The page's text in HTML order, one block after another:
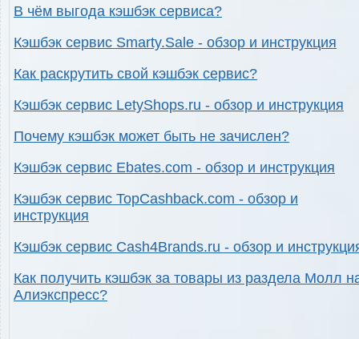
В чём выгода кэшбэк сервиса?
Кэшбэк сервис Smarty.Sale - обзор и инструкция
Как раскрутить свой кэшбэк сервис?
Кэшбэк сервис LetyShops.ru - обзор и инструкция
Почему кэшбэк может быть не зачислен?
Кэшбэк сервис Ebates.com - обзор и инструкция
Кэшбэк сервис TopCashback.com - обзор и
инструкция
Кэшбэк сервис Cash4Brands.ru - обзор и
Как получить кэшбэк за товары из раздела Молл
Алиэкспресс?